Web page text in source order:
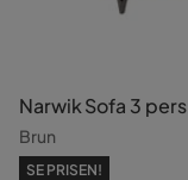
Narwik Sofa 3 pers
Brun
SE PRISEN!